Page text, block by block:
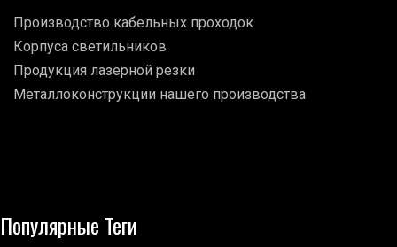
Производство кабельных проходок
Корпуса светильников
Продукция лазерной резки
Металлоконструкции нашего производства
Популярные Теги